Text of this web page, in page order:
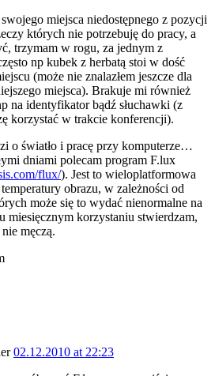
miejsca niedostępnego z pozycji
których nie potrzebuję do pracy, a
trzymam w rogu, za jednym z
np kubek z herbatą stoi w dość
(może nie znalazłem jeszcze dla
miejsca). Brakuje mi również
na identyfikator bądź słuchawki (z
korzystać w trakcie konferencji).
o światło i pracę przy komputerze…
dniami polecam program F.lux
flux/). Jest to wieloplatformowa
obrazu, w zależności od
może się to wydać nienormalne na
miesięcznym korzystaniu stwierdzam,
męczą.
02.12.2010 at 22:23